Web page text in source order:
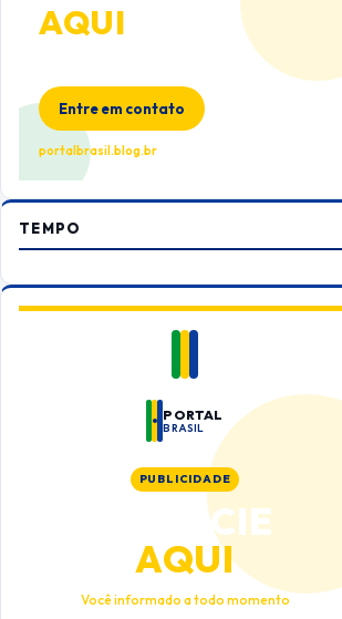
AQUI
Entre em contato
portalbrasil.blog.br
TEMPO
PORTAL
BRASIL
PUBLICIDADE
ANUNCIE
AQUI
Você informado a todo momento